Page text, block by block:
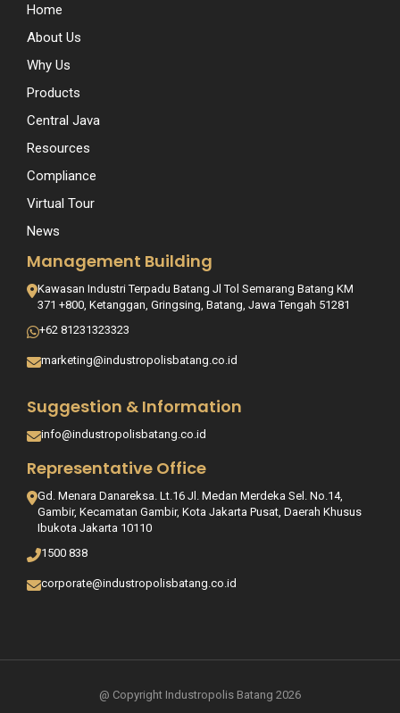
Home
About Us
Why Us
Products
Central Java
Resources
Compliance
Virtual Tour
News
Management Building
Kawasan Industri Terpadu Batang Jl Tol Semarang Batang KM
371 +800, Ketanggan, Gringsing, Batang, Jawa Tengah 51281
+62 81231323323
marketing@industropolisbatang.co.id
Suggestion & Information
info@industropolisbatang.co.id
Representative Office
Gd. Menara Danareksa. Lt.16 Jl. Medan Merdeka Sel. No.14,
Gambir, Kecamatan Gambir, Kota Jakarta Pusat, Daerah Khusus
Ibukota Jakarta 10110
1500 838
corporate@industropolisbatang.co.id
@ Copyright Industropolis Batang 2026